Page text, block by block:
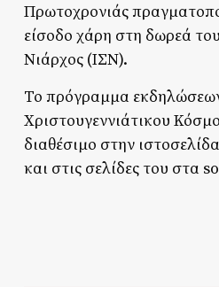
Πρωτοχρονιάς
είσοδο χάρη στη δωρεά
Νιάρχος (ΙΣΝ).
Το πρόγραμμα
Χριστουγεννιάτικου
διαθέσιμο στην
και στις σελίδες του στα